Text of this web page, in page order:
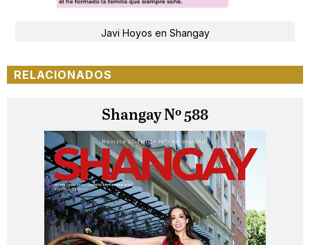
Javi Hoyos en Shangay
RELACIONADOS
Shangay Nº 588